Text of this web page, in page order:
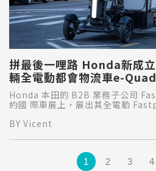
拼最後一哩路 Honda新成
輛全電動都會物流車e-Quad
Honda 本田的 B2B 業務子公司
約國 際車展上，展出其全電動
年成立的公司，專門利用「微 旅行
BY Vicent
1 2 3 4